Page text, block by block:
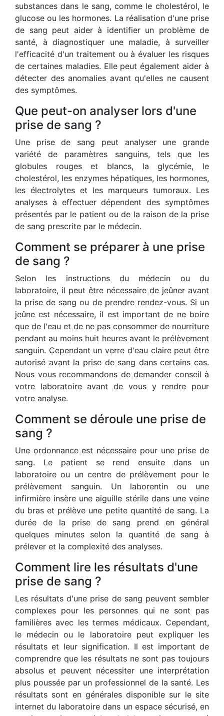
substances dans le sang, comme le cholestérol, le
glucose ou les hormones. La réalisation d'une prise
de sang peut aider à identifier un problème de
santé, à diagnostiquer une maladie, à surveiller
l'efficacité d'un traitement ou à évaluer les risques
de certaines maladies. Elle peut également aider à
détecter des anomalies avant qu'elles ne causent
des symptômes.
Que peut-on analyser lors d'une
prise de sang ?
Une prise de sang peut analyser une grande
variété de paramètres sanguins, tels que les
globules rouges et blancs, la glycémie, le
cholestérol, les enzymes hépatiques, les hormones,
les électrolytes et les marqueurs tumoraux. Les
analyses à effectuer dépendent des symptômes
présentés par le patient ou de la raison de la prise
de sang prescrite par le médecin.
Comment se préparer à une prise
de sang ?
Selon les instructions du médecin ou du
laboratoire, il peut être nécessaire de jeûner avant
la prise de sang ou de prendre rendez-vous. Si un
jeûne est nécessaire, il est important de ne boire
que de l'eau et de ne pas consommer de nourriture
pendant au moins huit heures avant le prélèvement
sanguin. Cependant un verre d'eau claire peut être
autorisé avant la prise de sang dans certains cas.
Nous vous recommandons de demander conseil à
votre laboratoire avant de vous y rendre pour
votre analyse.
Comment se déroule une prise de
sang ?
Une ordonnance est nécessaire pour une prise de
sang. Le patient se rend ensuite dans un
laboratoire ou un centre de prélèvement pour le
prélèvement sanguin. Un laborentin ou une
infirmière insère une aiguille stérile dans une veine
du bras et prélève une petite quantité de sang. La
durée de la prise de sang prend en général
quelques minutes selon la quantité de sang à
prélever et la complexité des analyses.
Comment lire les résultats d'une
prise de sang ?
Les résultats d'une prise de sang peuvent sembler
complexes pour les personnes qui ne sont pas
familières avec les termes médicaux. Cependant,
le médecin ou le laboratoire peut expliquer les
résultats et leur signification. Il est important de
comprendre que les résultats ne sont pas toujours
absolus et peuvent nécessiter une interprétation
plus poussée par un professionnel de la santé. Les
résultats sont en générales disponible sur le site
internet du laboratoire dans un espace sécurisé, en